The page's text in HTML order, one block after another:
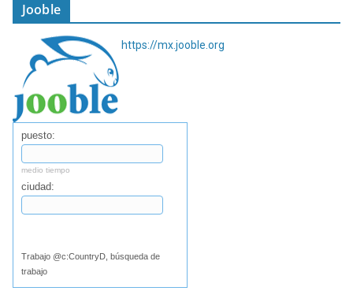
Jooble
https://mx.jooble.org
puesto:
medio tiempo
ciudad:
Trabajo @c:CountryD, búsqueda de
trabajo